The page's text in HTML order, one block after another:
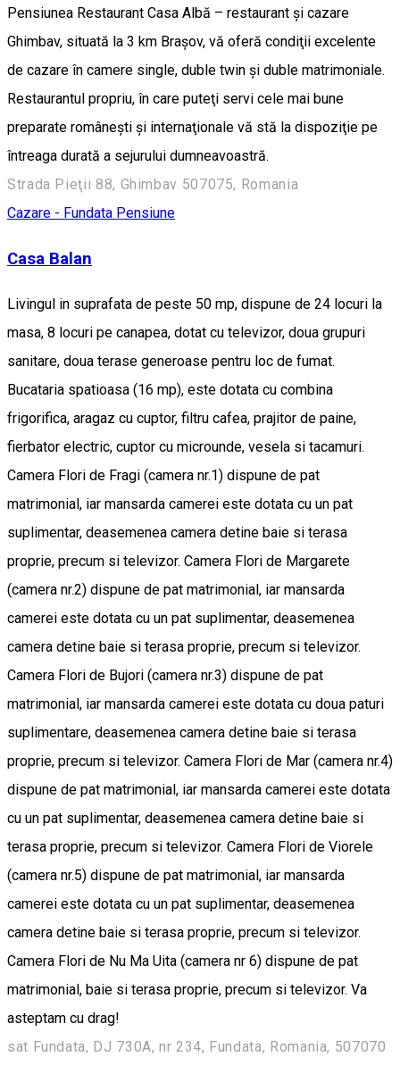
Pensiunea Restaurant Casa Albă – restaurant şi cazare
Ghimbav, situată la 3 km Braşov, vă oferă condiţii excelente
de cazare în camere single, duble twin şi duble matrimoniale.
Restaurantul propriu, în care puteţi servi cele mai bune
preparate româneşti şi internaţionale vă stă la dispoziţie pe
întreaga durată a sejurului dumneavoastră.
Strada Pieţii 88, Ghimbav 507075, Romania
Cazare - Fundata Pensiune
Casa Balan
Livingul in suprafata de peste 50 mp, dispune de 24 locuri la
masa, 8 locuri pe canapea, dotat cu televizor, doua grupuri
sanitare, doua terase generoase pentru loc de fumat.
Bucataria spatioasa (16 mp), este dotata cu combina
frigorifica, aragaz cu cuptor, filtru cafea, prajitor de paine,
fierbator electric, cuptor cu microunde, vesela si tacamuri.
Camera Flori de Fragi (camera nr.1) dispune de pat
matrimonial, iar mansarda camerei este dotata cu un pat
suplimentar, deasemenea camera detine baie si terasa
proprie, precum si televizor. Camera Flori de Margarete
(camera nr.2) dispune de pat matrimonial, iar mansarda
camerei este dotata cu un pat suplimentar, deasemenea
camera detine baie si terasa proprie, precum si televizor.
Camera Flori de Bujori (camera nr.3) dispune de pat
matrimonial, iar mansarda camerei este dotata cu doua paturi
suplimentare, deasemenea camera detine baie si terasa
proprie, precum si televizor. Camera Flori de Mar (camera nr.4)
dispune de pat matrimonial, iar mansarda camerei este dotata
cu un pat suplimentar, deasemenea camera detine baie si
terasa proprie, precum si televizor. Camera Flori de Viorele
(camera nr.5) dispune de pat matrimonial, iar mansarda
camerei este dotata cu un pat suplimentar, deasemenea
camera detine baie si terasa proprie, precum si televizor.
Camera Flori de Nu Ma Uita (camera nr 6) dispune de pat
matrimonial, baie si terasa proprie, precum si televizor. Va
asteptam cu drag!
sat Fundata, DJ 730A, nr 234, Fundata, Romania, 507070